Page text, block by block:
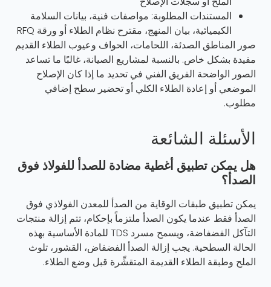
المستندات المطلوبة: مواصفات فنية، بيانات السلامة
الكيميائية، بيان المنهج، مقترح نظام الطلاء أو ورقة RFQ
صور المناطق الصدئة، اللحامات، الحواف وعيوب الطلاء القديم
مفيدة بشكل خاص. بالنسبة لمشاريع الصيانة، غالبًا ما تساعد
الصور الواضحة الفريق الفني في تحديد ما إذا كان الإصلاح
الموضعي أو إعادة الطلاء الكلي أو تحضير سطح إضافي
مطلوب.
الأسئلة الشائعة
هل يمكن تطبيق أغطية مضادة للصدأ للفولاذ فوق
الصدأ؟
يمكن تطبيق طبقات الوقاية من الصدأ للمعدن الفولاذي فوق
الصدأ فقط عندما يكون الصدأ ملتزماً بإحكام، تتم إزالة منتجات
التآكل الفضفاضة، ويسمح مسرد TDS للمادة الأساسية بهذه
الحالة السطحية. يجب إزالة الصدأ الفضفاض، القشور، تلوث
الملح وطبقة الطلاء القديمة المتقشِّرة قبل وضع الطلاء.